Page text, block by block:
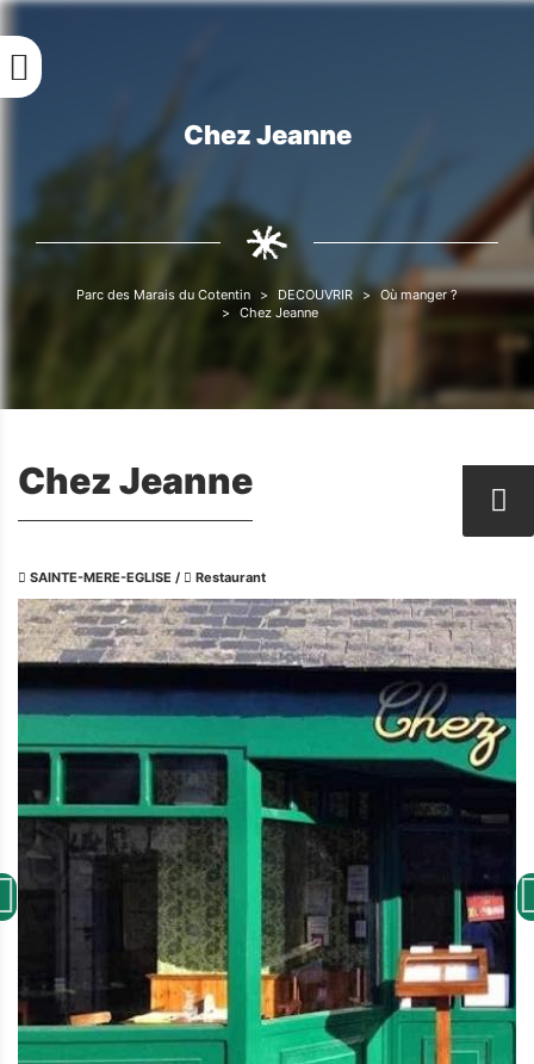
Aller
contenu
principal
Fil
d'Ariane
Chez Jeanne
d'Ariane
Parc des Marais du Cotentin DECOUVRIR
Où manger ?
Chez Jeanne
Chez Jeanne
SAINTE-MERE-EGLISE / Restaurant